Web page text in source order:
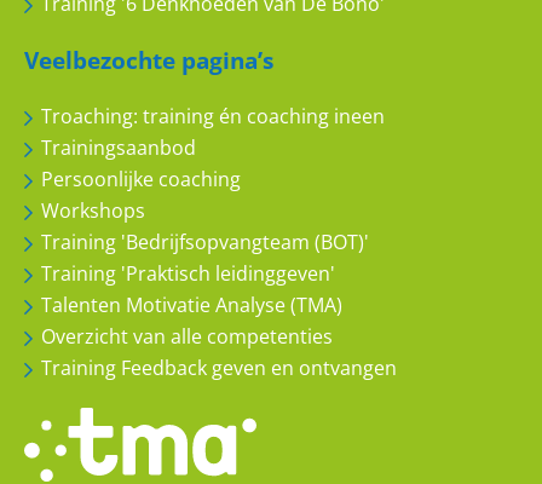
Veelbezochte pagina’s
Troaching: training én coaching ineen
Trainingsaanbod
Persoonlijke coaching
Workshops
Training 'Bedrijfsopvangteam (BOT)'
Training 'Praktisch leidinggeven'
Talenten Motivatie Analyse (TMA)
Overzicht van alle competenties
Training Feedback geven en ontvangen